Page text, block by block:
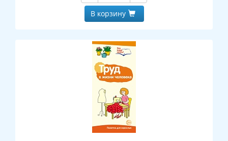
В корзину